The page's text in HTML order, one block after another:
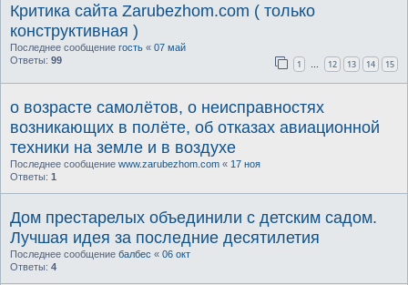
Критика сайта Zarubezhom.com ( только
конструктивная )
Последнее сообщение гость « 07 май
Ответы: 99 1 12 13 14 15
о возрасте самолётов, о неисправностях
возникающих в полёте, об отказах авиационной
техники на земле и в воздухе
Последнее сообщение www.zarubezhom.com « 17 ноя
Ответы: 1
Дом престарелых объединили с детским садом.
Лучшая идея за последние десятилетия
Последнее сообщение балбес « 06 окт
Ответы: 4